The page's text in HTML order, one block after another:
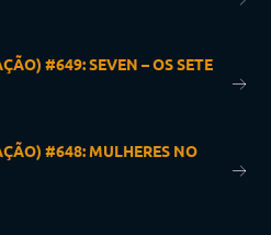
#649: SEVEN – OS SETE
#648: MULHERES NO